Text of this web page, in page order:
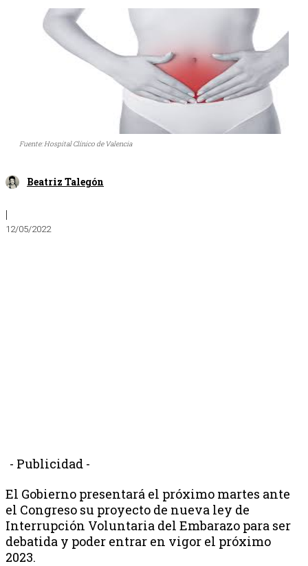
Fuente: Hospital Clínico de Valencia
Beatriz Talegón
|
12/05/2022
- Publicidad -
El Gobierno presentará el próximo martes ante
el Congreso su proyecto de nueva ley de
Interrupción Voluntaria del Embarazo para ser
debatida y poder entrar en vigor el próximo
2023.